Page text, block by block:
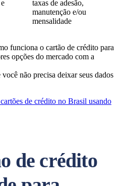
taxas de adesão,
manutenção e/ou
mensalidade
funciona o cartão de crédito para
opções do mercado com a
não precisa deixar seus dados
de crédito no Brasil usando
de crédito